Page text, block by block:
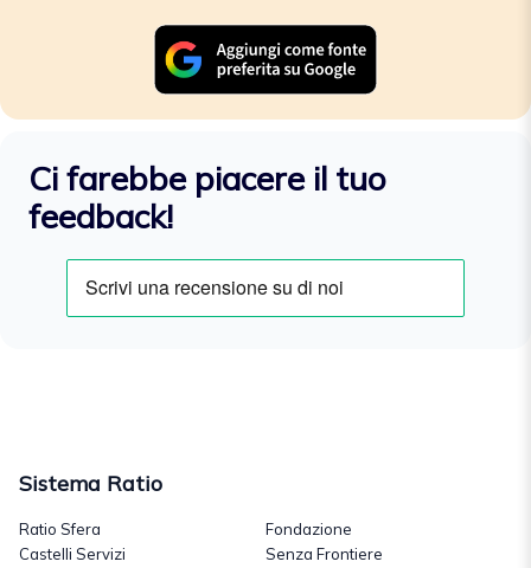
Ci farebbe piacere il tuo
feedback!
Sistema Ratio
Ratio Sfera
Castelli Servizi
Fondazione
Senza Frontiere